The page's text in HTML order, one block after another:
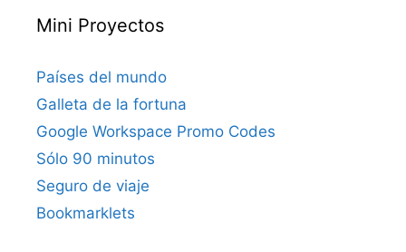
Mini Proyectos
Países del mundo
Galleta de la fortuna
Google Workspace Promo Codes
Sólo 90 minutos
Seguro de viaje
Bookmarklets